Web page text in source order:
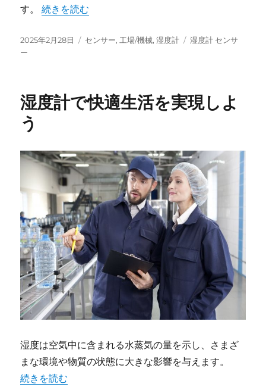
す。“湿度計で快適生活を手に入れる方法” の
続きを読む
投
稿
2025年2月28日
カ
センサー, 工場/機械,湿度計
タ
湿度計 センサ
ー
湿度計で快適生活を実現しよ
う
湿度は空気中に含まれる水蒸気の量を示し、さまざ
まな環境や物質の状態に大きな影響を与えます。
“湿度計で快適生活を実現しよう” の
続きを読む